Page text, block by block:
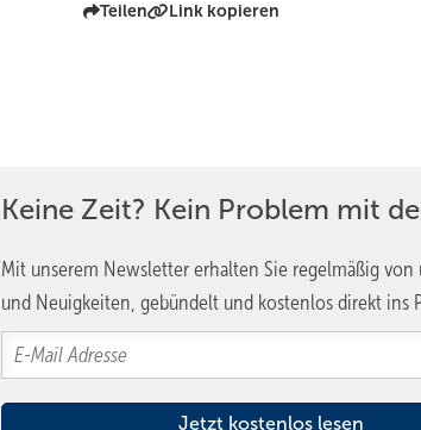
Teilen Link kopieren
Keine Zeit? Kein Problem mit
Mit unserem Newsletter erhalten Sie regelmäßig
und Neuigkeiten, gebündelt und kostenlos direkt ins